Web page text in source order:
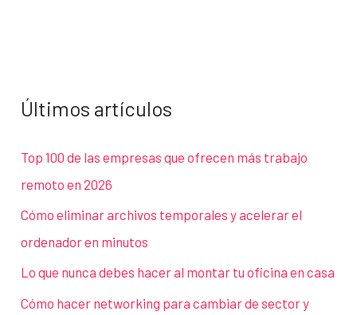
Últimos artículos
Top 100 de las empresas que ofrecen más trabajo
remoto en 2026
Cómo eliminar archivos temporales y acelerar el
ordenador en minutos
Lo que nunca debes hacer al montar tu oficina en casa
Cómo hacer networking para cambiar de sector y